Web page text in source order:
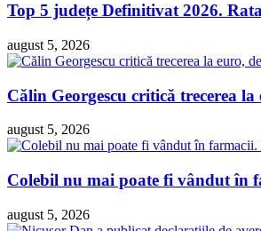
Top 5 județe Definitivat 2026.
august 5, 2026
Călin Georgescu critică trecerea
august 5, 2026
Colebil nu mai poate fi vândut în
august 5, 2026